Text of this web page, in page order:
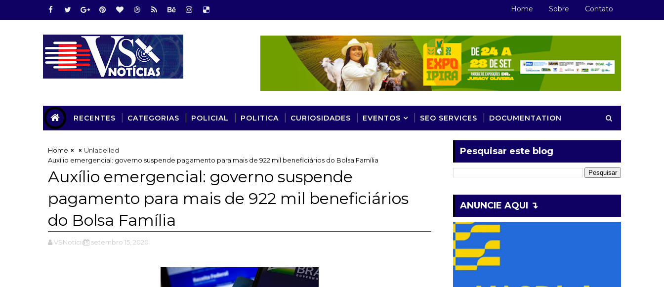
Home Sobre Contato
RECENTES CATEGORIAS POLICIAL POLITICA CURIOSIDADES EVENTOS SEO SERVICES DOCUMENTATION
Home
Unlabelled
Auxílio emergencial: governo suspende pagamento para mais de 922 mil beneficiários do Bolsa Família
Auxílio emergencial: governo suspende
pagamento para mais de 922 mil beneficiários
do Bolsa Família
VSNotícias setembro 15, 2020
Pesquisar este blog
ANUNCIE AQUI ↴